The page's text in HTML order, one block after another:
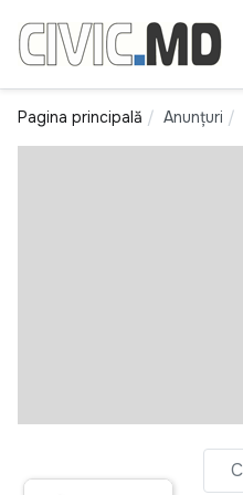
Pagina principală Anunțuri